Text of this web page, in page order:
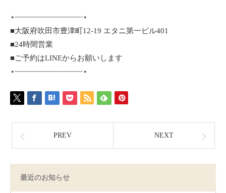
⋆┈┈┈┈┈┈┈┈┈┈┈┈┈┈┈⋆
■大阪府吹田市豊津町12-19 エタニ第一ビル401
■24時間営業
■ご予約はLINEからお願いします
⋆┈┈┈┈┈┈┈┈┈┈┈┈┈┈┈⋆
PREV NEXT
最近のお知らせ